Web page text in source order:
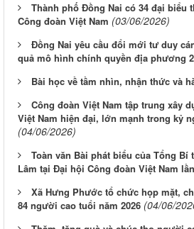
Thành phố Đồng Nai có 34 đại biểu
Công đoàn Việt Nam (03/06/2026)
Đồng Nai yêu cầu đổi mới tư duy
quả mô hình chính quyền địa phương
Bài học về tầm nhìn, nhận thức và
Công đoàn Việt Nam tập trung xây
Việt Nam hiện đại, lớn mạnh trong kỷ
(04/06/2026)
Toàn văn Bài phát biểu của Tổng
Lâm tại Đại hội Công đoàn Việt Nam
Xã Hưng Phước tổ chức họp mặt,
84 người cao tuổi năm 2026 (04/06/